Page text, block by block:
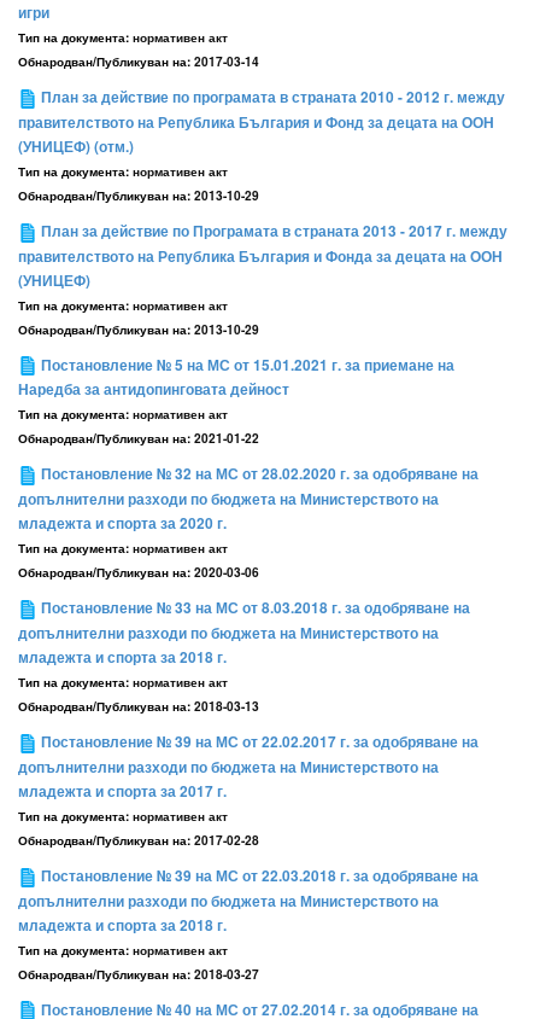
игри
Тип на документа: нормативен акт
Обнародван/Публикуван на: 2017-03-14
План за действие по програмата в страната 2010 - 2012 г. между
правителството на Република България и Фонд за децата на ООН
(УНИЦЕФ) (отм.)
Тип на документа: нормативен акт
Обнародван/Публикуван на: 2013-10-29
План за действие по Програмата в страната 2013 - 2017 г. между
правителството на Република България и Фонда за децата на ООН
(УНИЦЕФ)
Тип на документа: нормативен акт
Обнародван/Публикуван на: 2013-10-29
Постановление № 5 на МС от 15.01.2021 г. за приемане на
Наредба за антидопинговата дейност
Тип на документа: нормативен акт
Обнародван/Публикуван на: 2021-01-22
Постановление № 32 на МС от 28.02.2020 г. за одобряване на
допълнителни разходи по бюджета на Министерството на
младежта и спорта за 2020 г.
Тип на документа: нормативен акт
Обнародван/Публикуван на: 2020-03-06
Постановление № 33 на МС от 8.03.2018 г. за одобряване на
допълнителни разходи по бюджета на Министерството на
младежта и спорта за 2018 г.
Тип на документа: нормативен акт
Обнародван/Публикуван на: 2018-03-13
Постановление № 39 на МС от 22.02.2017 г. за одобряване на
допълнителни разходи по бюджета на Министерството на
младежта и спорта за 2017 г.
Тип на документа: нормативен акт
Обнародван/Публикуван на: 2017-02-28
Постановление № 39 на МС от 22.03.2018 г. за одобряване на
допълнителни разходи по бюджета на Министерството на
младежта и спорта за 2018 г.
Тип на документа: нормативен акт
Обнародван/Публикуван на: 2018-03-27
Постановление № 40 на МС от 27.02.2014 г. за одобряване на